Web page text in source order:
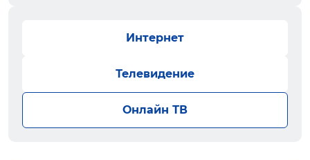
Интернет
Телевидение
Онлайн ТВ